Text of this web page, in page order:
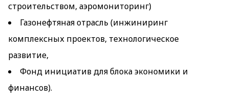
строительством, аэромониторинг)
Газонефтяная отрасль (инжиниринг
комплексных проектов, технологическое
развитие,
Фонд инициатив для блока экономики и
финансов).